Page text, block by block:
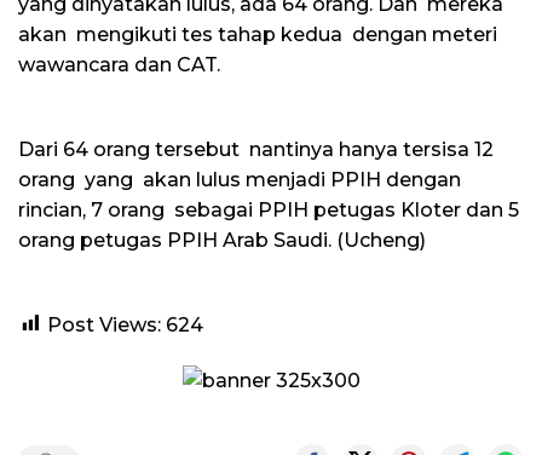
akan mengikuti tes tahap kedua dengan meteri
wawancara dan CAT.
Dari 64 orang tersebut nantinya hanya tersisa 12
orang yang akan lulus menjadi PPIH dengan
rincian, 7 orang sebagai PPIH petugas Kloter dan 5
orang petugas PPIH Arab Saudi. (Ucheng)
Post Views: 624